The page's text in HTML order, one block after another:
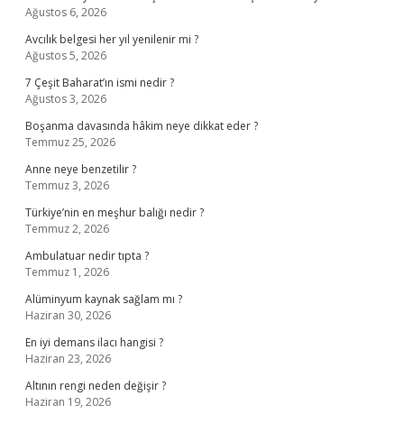
Ağustos 6, 2026
Avcılık belgesi her yıl yenilenir mi ?
Ağustos 5, 2026
7 Çeşit Baharat’ın ismi nedir ?
Ağustos 3, 2026
Boşanma davasında hâkim neye dikkat eder ?
Temmuz 25, 2026
Anne neye benzetilir ?
Temmuz 3, 2026
Türkiye’nin en meşhur balığı nedir ?
Temmuz 2, 2026
Ambulatuar nedir tıpta ?
Temmuz 1, 2026
Alüminyum kaynak sağlam mı ?
Haziran 30, 2026
En iyi demans ilacı hangisi ?
Haziran 23, 2026
Altının rengi neden değişir ?
Haziran 19, 2026